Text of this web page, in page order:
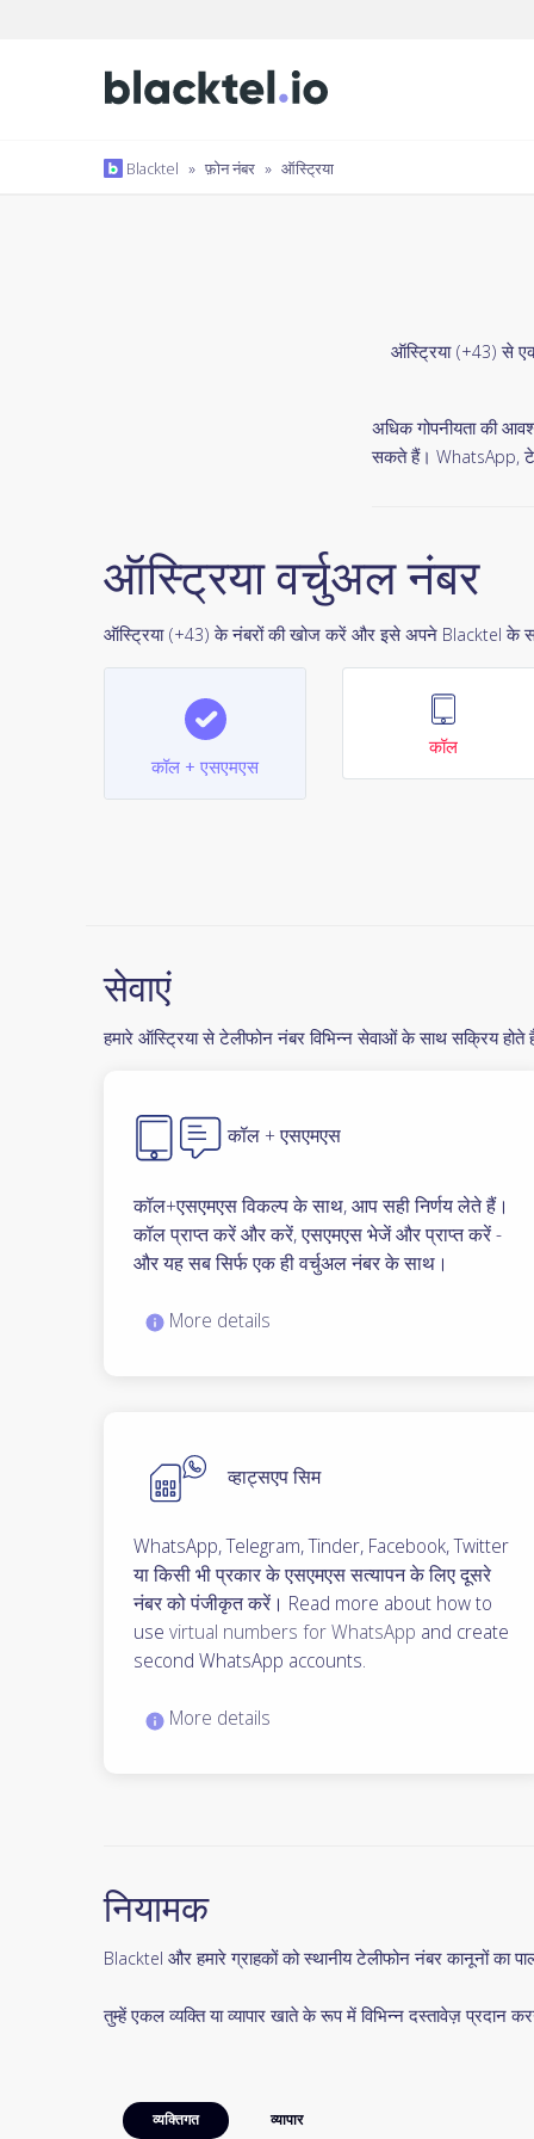
Blacktel » फ़ोन नंबर » ऑस्ट्रिया
ऑस्ट्रिया (+43) से
अधिक गोपनीयता की
सकते हैं। WhatsApp,
ऑस्ट्रिया वर्चुअल नंबर
ऑस्ट्रिया (+43) के नंबरों की खोज करें और इसे अपने Blacktel के
कॉल + एसएमएस
कॉल
सेवाएं
हमारे ऑस्ट्रिया से टेलीफोन नंबर विभिन्न सेवाओं के साथ सक्रिय होते
कॉल + एसएमएस
कॉल+एसएमएस विकल्प के साथ, आप सही निर्णय लेते हैं।
कॉल प्राप्त करें और करें, एसएमएस भेजें और प्राप्त करें -
और यह सब सिर्फ एक ही वर्चुअल नंबर के साथ।
More details
व्हाट्सएप सिम
WhatsApp, Telegram, Tinder, Facebook, Twitter
या किसी भी प्रकार के एसएमएस सत्यापन के लिए दूसरे
नंबर को पंजीकृत करें। Read more about how to
use virtual numbers for WhatsApp and create
second WhatsApp accounts.
More details
नियामक
Blacktel और हमारे ग्राहकों को स्थानीय टेलीफोन नंबर कानूनों का
तुम्हें एकल व्यक्ति या व्यापार खाते के रूप में विभिन्न दस्तावेज़ प्रदान
व्यक्तिगत व्यापार